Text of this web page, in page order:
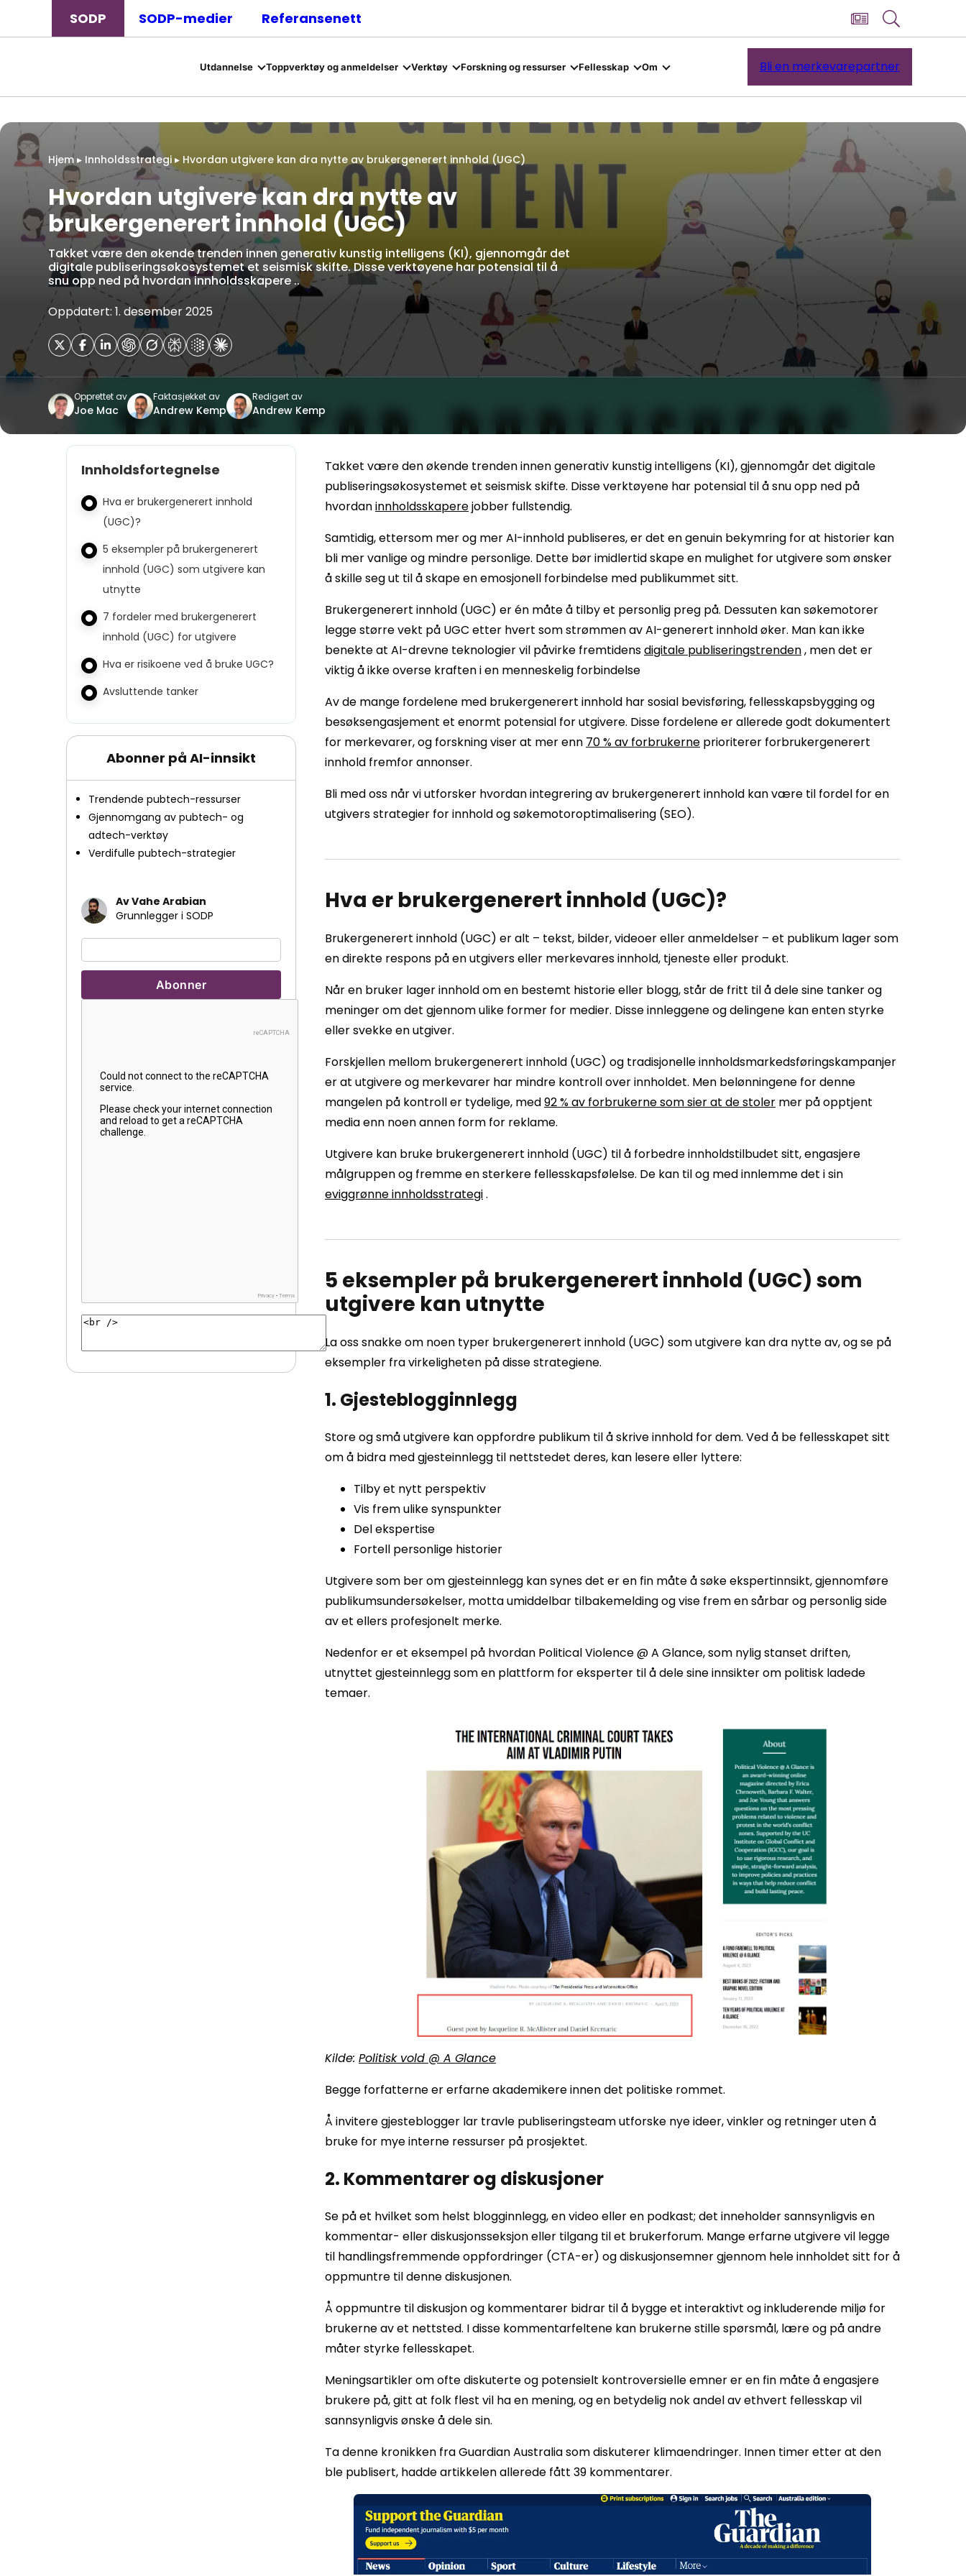
SODP SODP-medier Referansenett
Utdannelse Toppverktøy og anmeldelser Verktøy Forskning og ressurser Fellesskap Om Bli en merkevarepartner
Hjem ▸ Innholdsstrategi ▸ Hvordan utgivere kan dra nytte av brukergenerert innhold (UGC)
Hvordan utgivere kan dra nytte av
brukergenerert innhold (UGC)
Takket være den økende trenden innen generativ kunstig intelligens (KI), gjennomgår det
digitale publiseringsøkosystemet et seismisk skifte. Disse verktøyene har potensial til å
snu opp ned på hvordan innholdsskapere ..
Oppdatert: 1. desember 2025
Opprettet av
Joe Mac
Faktasjekket av
Andrew Kemp
Redigert av
Andrew Kemp
Innholdsfortegnelse
Hva er brukergenerert innhold
(UGC)?
5 eksempler på brukergenerert
innhold (UGC) som utgivere kan
utnytte
7 fordeler med brukergenerert
innhold (UGC) for utgivere
Hva er risikoene ved å bruke UGC?
Avsluttende tanker
Abonner på AI-innsikt
Trendende pubtech-ressurser
Gjennomgang av pubtech- og
adtech-verktøy
Verdifulle pubtech-strategier
Av Vahe Arabian
Grunnlegger i SODP
Takket være den økende trenden innen generativ kunstig intelligens (KI), gjennomgår det digitale
publiseringsøkosystemet et seismisk skifte. Disse verktøyene har potensial til å snu opp ned på
hvordaninnholdsskaperejobber fullstendig.
Samtidig, ettersom mer og mer AI-innhold publiseres, er det en genuin bekymring for at historier kan
bli mer vanlige og mindre personlige. Dette bør imidlertid skape en mulighet for utgivere som ønsker
å skille seg ut til å skape en emosjonell forbindelse med publikummet sitt.
Brukergenerert innhold (UGC) er én måte å tilby et personlig preg på. Dessuten kan søkemotorer
legge større vekt på UGC etter hvert som strømmen av AI-generert innhold øker. Man kan ikke
benekte at AI-drevne teknologier vil påvirke fremtidensdigitale publiseringstrenden, men det er
viktig å ikke overse kraften i en menneskelig forbindelse
Av de mange fordelene med brukergenerert innhold har sosial bevisføring, fellesskapsbygging og
besøksengasjement et enormt potensial for utgivere. Disse fordelene er allerede godt dokumentert
for merkevarer, og forskning viser at mer enn 70 % av forbrukerne prioriterer forbrukergenerert
innhold fremfor annonser.
Bli med oss ​​når vi utforsker hvordan integrering av brukergenerert innhold kan være til fordel for en
utgivers strategier for innhold og søkemotoroptimalisering (SEO).
Hva er brukergenerert innhold (UGC)?
Brukergenerert innhold (UGC) er alt – tekst, bilder, videoer eller anmeldelser – et publikum lager som
en direkte respons på en utgivers eller merkevares innhold, tjeneste eller produkt.
Når en bruker lager innhold om en bestemt historie eller blogg, står de fritt til å dele sine tanker og
meninger om det gjennom ulike former for medier. Disse innleggene og delingene kan enten styrke
eller svekke en utgiver.
Forskjellen mellom brukergenerert innhold (UGC) og tradisjonelle innholdsmarkedsføringskampanjer
er at utgivere og merkevarer har mindre kontroll over innholdet. Men belønningene for denne
mangelen på kontroll er tydelige, med92 % av forbrukerne som sier at de stoler mer på opptjent
media enn noen annen form for reklame.
Utgivere kan bruke brukergenerert innhold (UGC) til å forbedre innholdstilbudet sitt, engasjere
målgruppen og fremme en sterkere fellesskapsfølelse. De kan til og med innlemme det i sin
eviggrønne innholdsstrategi.
5 eksempler på brukergenerert innhold (UGC) som
utgivere kan utnytte
La oss snakke om noen typer brukergenerert innhold (UGC) som utgivere kan dra nytte av, og se på
eksempler fra virkeligheten på disse strategiene.
1. Gjesteblogginnlegg
Store og små utgivere kan oppfordre publikum til å skrive innhold for dem. Ved å be fellesskapet sitt
om å bidra med gjesteinnlegg til nettstedet deres, kan lesere eller lyttere:
Tilby et nytt perspektiv
Vis frem ulike synspunkter
Del ekspertise
Fortell personlige historier
Utgivere som ber om gjesteinnlegg kan synes det er en fin måte å søke ekspertinnsikt, gjennomføre
publikumsundersøkelser, motta umiddelbar tilbakemelding og vise frem en sårbar og personlig side
av et ellers profesjonelt merke.
Nedenfor er et eksempel på hvordan Political Violence @ A Glance, som nylig stanset driften,
utnyttet gjesteinnlegg som en plattform for eksperter til å dele sine innsikter om politisk ladede
temaer.
Kilde: Politisk vold @ A Glance
Begge forfatterne er erfarne akademikere innen det politiske rommet.
Å invitere gjesteblogger lar travle publiseringsteam utforske nye ideer, vinkler og retninger uten å
bruke for mye interne ressurser på prosjektet.
2. Kommentarer og diskusjoner
Se på et hvilket som helst blogginnlegg, en video eller en podkast; det inneholder sannsynligvis en
kommentar- eller diskusjonsseksjon eller tilgang til et brukerforum. Mange erfarne utgivere vil legge
til handlingsfremmende oppfordringer (CTA-er) og diskusjonsemner gjennom hele innholdet sitt for å
oppmuntre til denne diskusjonen.
Å oppmuntre til diskusjon og kommentarer bidrar til å bygge et interaktivt og inkluderende miljø for
brukerne av et nettsted. I disse kommentarfeltene kan brukerne stille spørsmål, lære og på andre
måter styrke fellesskapet.
Meningsartikler om ofte diskuterte og potensielt kontroversielle emner er en fin måte å engasjere
brukere på, gitt at folk flest vil ha en mening, og en betydelig nok andel av ethvert fellesskap vil
sannsynligvis ønske å dele sin.
Ta denne kronikken fra Guardian Australia som diskuterer klimaendringer. Innen timer etter at den
ble publisert, hadde artikkelen allerede fått 39 kommentarer.